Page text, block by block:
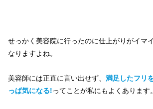
せっかく美容院に行ったのに仕上がりがイマ
なりますよね。
美容師には正直に言い出せず、 満足したフリ
っぱ気になる!ってことが私にもよくあります。